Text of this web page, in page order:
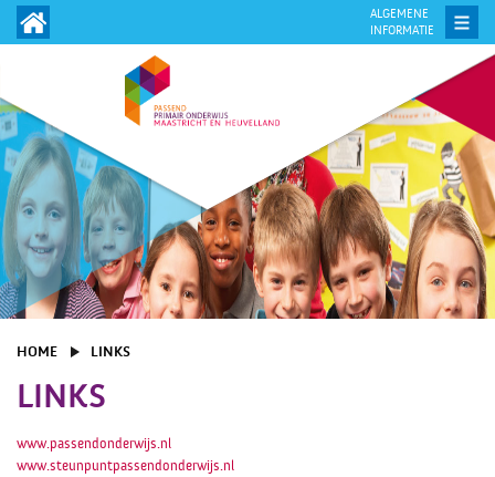
ALGEMENE
INFORMATIE
HOME LINKS
LINKS
www.passendonderwijs.nl
www.steunpuntpassendonderwijs.nl